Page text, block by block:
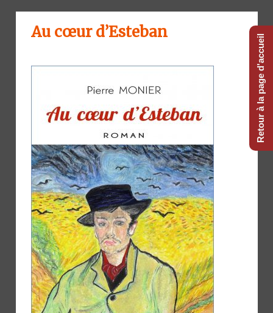
Au cœur d’Esteban
Retour à la page d'accueil